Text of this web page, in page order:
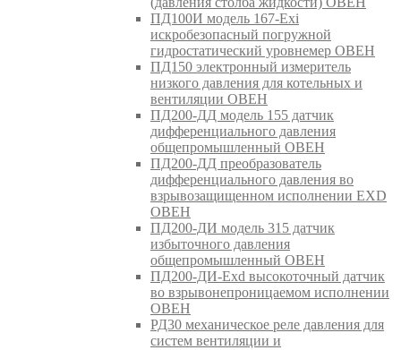
ПД100И модель 167-Exi
искробезопасный погружной
гидростатический уровнемер ОВЕН
ПД150 электронный измеритель
низкого давления для котельных и
вентиляции ОВЕН
ПД200-ДД модель 155 датчик
дифференциального давления
общепромышленный ОВЕН
ПД200-ДД преобразователь
дифференциального давления во
взрывозащищенном исполнении EXD
ОВЕН
ПД200-ДИ модель 315 датчик
избыточного давления
общепромышленный ОВЕН
ПД200-ДИ-Exd высокоточный датчик
во взрывонепроницаемом исполнении
ОВЕН
РД30 механическое реле давления для
систем вентиляции и